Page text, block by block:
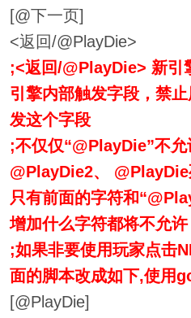
[@下一页]
<返回/@PlayDie>
;<返回/@PlayDie> 新引
引擎内部触发字段，禁
发这个字段
;不仅仅“@PlayDie”不允
@PlayDie2、 @PlayDie
只有前面的字符和
增加什么字符都将不允许
;如果非要使用玩家点击
面的脚本改成如下,使用
[@PlayDie]